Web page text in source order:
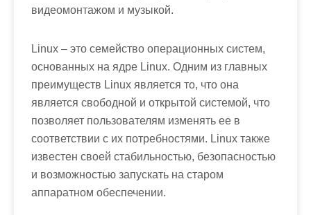
видеомонтажом и музыкой.
Linux – это семейство операционных систем,
основанных на ядре Linux. Одним из главных
преимуществ Linux является то, что она
является свободной и открытой системой, что
позволяет пользователям изменять ее в
соответствии с их потребностями. Linux также
известен своей стабильностью, безопасностью
и возможностью запускать на старом
аппаратном обеспечении.